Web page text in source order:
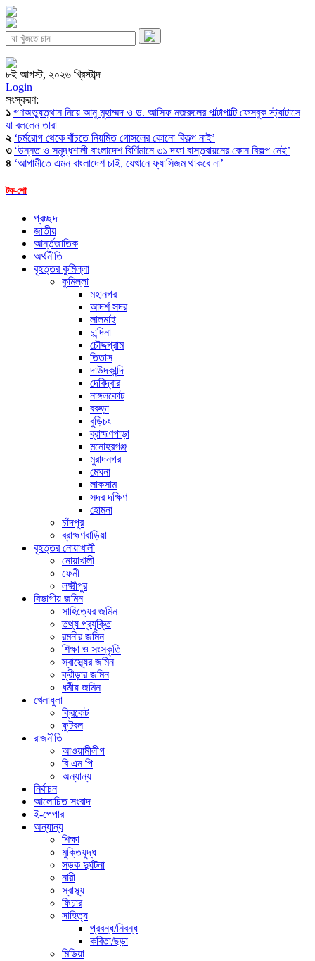
৮ই আগস্ট, ২০২৬ খ্রিস্টাব্দ
Login
সংস্করণ:
১ গণঅভ্যুত্থান নিয়ে আনু মুহাম্মদ ও ড. আসিফ নজরুলের পাল্টাপাল্টি ফেসবুক স্ট্যাটাসে
যা বললেন তারা
২ ‘চর্মরোগ থেকে বাঁচতে নিয়মিত গোসলের কোনো বিকল্প নাই’
৩ ‘উন্নত ও সমৃদ্ধশালী বাংলাদেশ বির্ণিমানে ৩১ দফা বাস্তবায়নের কোন বিকল্প নেই’
৪ ‘আগামীতে এমন বাংলাদেশ চাই, যেখানে ফ্যাসিজম থাকবে না’
টক-শো
প্রচ্ছদ
জাতীয়
আর্ন্তজাতিক
অর্থনীতি
বৃহত্তর কুমিল্লা
কুমিল্লা
মহানগর
আদর্শ সদর
লালমাই
চান্দিনা
চৌদ্দগ্রাম
তিতাস
দাউদকান্দি
দেবিদ্বার
নাঙ্গলকোট
বরুড়া
বুড়িচং
ব্রাহ্মণপাড়া
মনোহরগঞ্জ
মুরাদনগর
মেঘনা
লাকসাম
সদর দক্ষিণ
হোমনা
চাঁদপুর
ব্রাহ্মণবাড়িয়া
বৃহত্তর নোয়াখালী
নোয়াখালী
ফেনী
লক্ষ্মীপুর
বিভাগীয় জমিন
সাহিত্যের জমিন
তথ্য প্রযুক্তি
রমনীর জমিন
শিক্ষা ও সংস্কৃতি
স্বাস্থ্যের জমিন
ক্রীড়ার জমিন
ধর্মীয় জমিন
খেলাধুলা
ক্রিকেট
ফুটবল
রাজনীতি
আওয়ামীলীগ
বি এন পি
অন্যান্য
নির্বাচন
আলোচিত সংবাদ
ই-পেপার
অন্যান্য
শিক্ষা
মুক্তিযুদ্ধ
সড়ক দুর্ঘটনা
নারী
স্বাস্থ্য
ফিচার
সাহিত্য
প্রবন্ধ/নিবন্ধ
কবিতা/ছড়া
মিডিয়া